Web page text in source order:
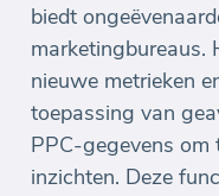
biedt
marketingbureaus.
nieuwe metrieken
toepassing van
PPC-gegevens om
inzichten. Deze